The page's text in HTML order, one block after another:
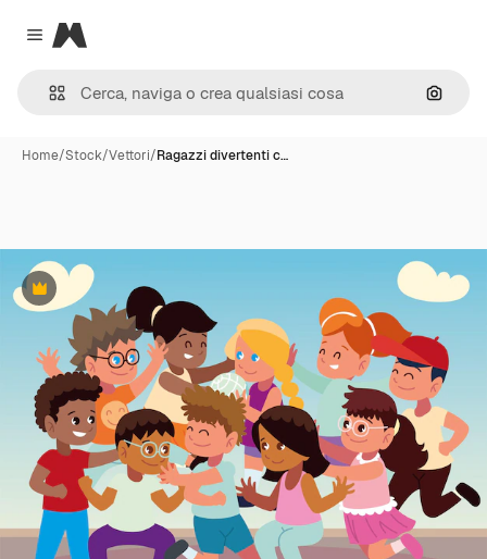
Close menu
Magnific
Cerca
Home/Stock/Vettori/Ragazzi divertenti c…
Premium